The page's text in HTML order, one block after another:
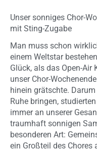
Unser sonniges Chor-
mit Sting-Zugabe
Man muss schon
einem Weltstar
Glück, als das Open-
unser Chor-
hinein grätschte.
Ruhe bringen,
immer an unserer
traumhaft sonnigen
besonderen Art:
ein Großteil des